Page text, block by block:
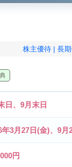
株主優待 長
日、9月末日
年3月27日(金)、9月
円